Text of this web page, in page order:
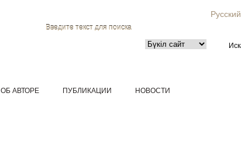
Русский
Введите текст для поиска
ОБ АВТОРЕ ПУБЛИКАЦИИ НОВОСТИ